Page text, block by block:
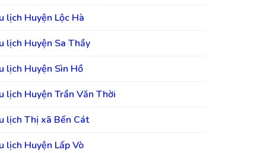
lịch Huyện Lộc Hà
lịch Huyện Sa Thầy
lịch Huyện Sìn Hồ
lịch Huyện Trần Văn Thời
lịch Thị xã Bến Cát
lịch Huyện Lấp Vò